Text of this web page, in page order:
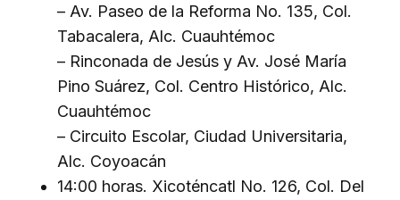
– Av. Paseo de la Reforma No. 135, Col.
Tabacalera, Alc. Cuauhtémoc
– Rinconada de Jesús y Av. José María
Pino Suárez, Col. Centro Histórico, Alc.
Cuauhtémoc
– Circuito Escolar, Ciudad Universitaria,
Alc. Coyoacán
14:00 horas. Xicoténcatl No. 126, Col. Del